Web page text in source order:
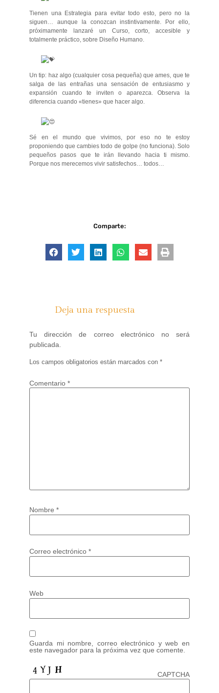
Tienen una Estrategia para evitar todo esto, pero no la
siguen… aunque la conozcan instintivamente. Por ello,
próximamente lanzaré un Curso, corto, accesible y
totalmente práctico, sobre Diseño Humano.
Un tip: haz algo (cualquier cosa pequeña) que ames, que te
salga de las entrañas una sensación de entusiasmo y
expansión cuando te inviten o aparezca. Observa la
diferencia cuando «tienes» que hacer algo.
Sé en el mundo que vivimos, por eso no te estoy
proponiendo que cambies todo de golpe (no funciona). Solo
pequeños pasos que te irán llevando hacia ti mismo.
Porque nos merecemos vivir satisfechos… todos…
Comparte:
Deja una respuesta
Tu dirección de correo electrónico no será
publicada.
Los campos obligatorios están marcados con *
Comentario *
Nombre *
Correo electrónico *
Web
Guarda mi nombre, correo electrónico y web en
este navegador para la próxima vez que comente.
CAPTCHA